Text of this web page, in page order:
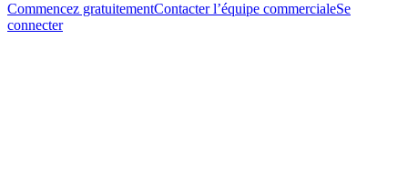
Commencez gratuitementContacter l’équipe commercialeSe
connecter